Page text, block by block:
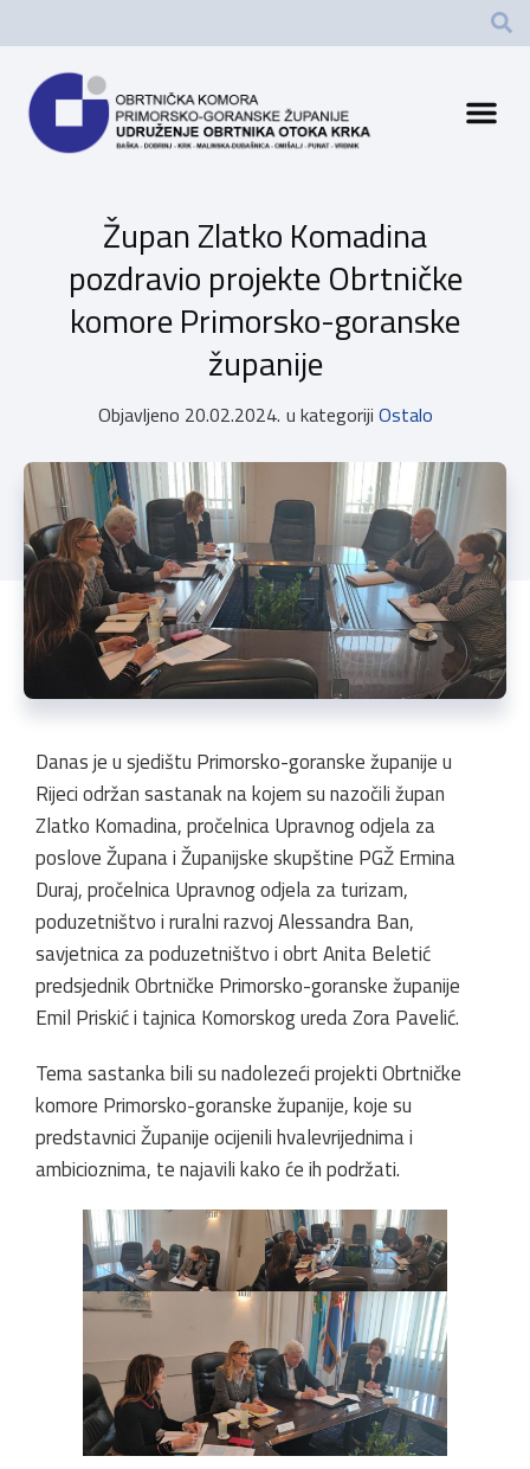
Župan Zlatko Komadina
pozdravio projekte Obrtničke
komore Primorsko-goranske
županije
Objavljeno 20.02.2024. u kategoriji Ostalo
Danas je u sjedištu Primorsko-goranske županije u
Rijeci održan sastanak na kojem su nazočili župan
Zlatko Komadina, pročelnica Upravnog odjela za
poslove Župana i Županijske skupštine PGŽ Ermina
Duraj, pročelnica Upravnog odjela za turizam,
poduzetništvo i ruralni razvoj Alessandra Ban,
savjetnica za poduzetništvo i obrt Anita Beletić
predsjednik Obrtničke Primorsko-goranske županije
Emil Priskić i tajnica Komorskog ureda Zora Pavelić.
Tema sastanka bili su nadolezeći projekti Obrtničke
komore Primorsko-goranske županije, koje su
predstavnici Županije ocijenili hvalevrijednima i
ambicioznima, te najavili kako će ih podržati.